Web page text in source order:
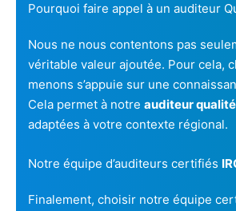
Pourquoi faire appel à un auditeur
Nous ne nous contentons pas
véritable valeur ajoutée. Pour cela,
menons s’appuie sur une
Cela permet à notre auditeur
adaptées à votre contexte régional.
Notre équipe d’auditeurs certifiés
Finalement, choisir notre équipe